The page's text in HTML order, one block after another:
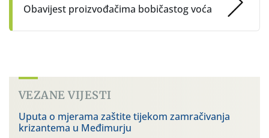
Obavijest proizvođačima bobičastog voća
VEZANE VIJESTI
Uputa o mjerama zaštite tijekom zamračivanja
krizantema u Međimurju